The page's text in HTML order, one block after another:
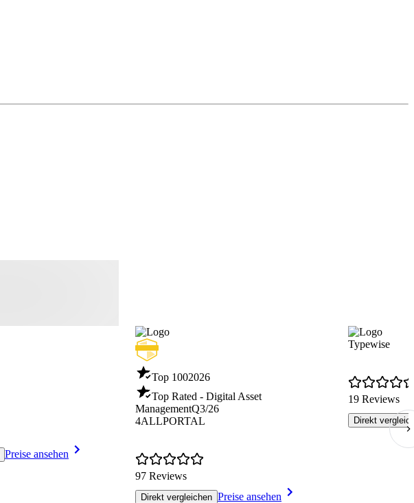
Preise ansehen
Top 1002026
Top Rated - Digital Asset
ManagementQ3/26
4ALLPORTAL
97 Reviews
Direkt vergleichen Preise ansehen
Typewise
19 Reviews
Direkt